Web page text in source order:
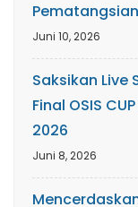
Juni 10, 2026
Saksikan Live
Final OSIS
2026
Juni 8, 2026